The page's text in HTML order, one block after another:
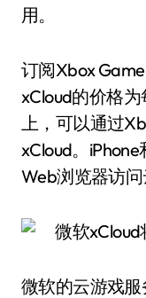
用。
订阅Xbox
xCloud的价格为
上，可以通过
xCloud。
Web浏览器访问
微软的云游戏